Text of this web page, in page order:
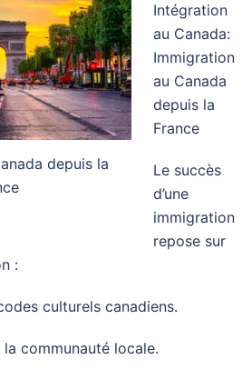
depuis la
Intégration
au Canada:
Immigration
au Canada
depuis la
France
Le succès
d’une
immigration
repose sur
:
culturels canadiens.
la communauté locale.